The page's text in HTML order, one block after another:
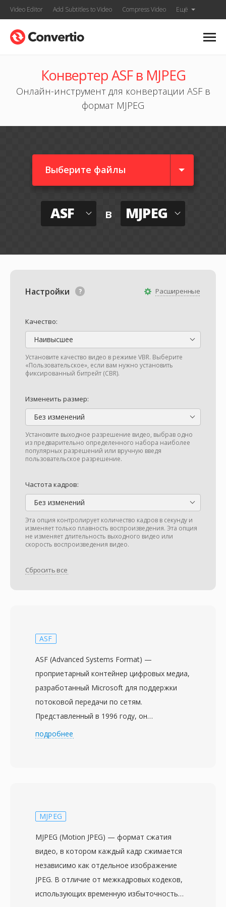
Video Editor Add Subtitles to Video Compress Video Ещё
Конвертер ASF в MJPEG
Онлайн-инструмент для конвертации ASF в
формат MJPEG
Выберите файлы
ASF в MJPEG
Расширенные
Настройки
Качество:
Наивысшее
Установите качество видео в режиме VBR. Выберите
«Пользовательское», если вам нужно установить
фиксированный битрейт (CBR).
Изменеить размер:
Без изменений
Установите выходное разрешение видео, выбрав одно
из предварительно определенного набора наиболее
популярных разрешений или вручную введя
пользовательское разрешение.
Частота кадров:
Без изменений
Эта опция контролирует количество кадров в секунду и
изменяет только плавность воспроизведения. Эта опция
не изменяет длительность выходного видео или
скорость воспроизведения видео.
Сбросить все
ASF
ASF (Advanced Systems Format) —
проприетарный контейнер цифровых медиа,
разработанный Microsoft для поддержки
потоковой передачи по сетям.
Представленный в 1996 году, он
первоначально назывался Active Streaming
вмещать данные любого кодека. Формат
включая такие функции, как прямая
коррекция ошибок, масштабируемый
битрейт и возможность перемотки внутри
потока без загрузки всего файла. Файлы
ASF содержат объект заголовка с
подробнее
MJPEG
MJPEG (Motion JPEG) — формат сжатия
видео, в котором каждый кадр сжимается
независимо как отдельное изображение
JPEG. В отличие от межкадровых кодеков,
использующих временную избыточность